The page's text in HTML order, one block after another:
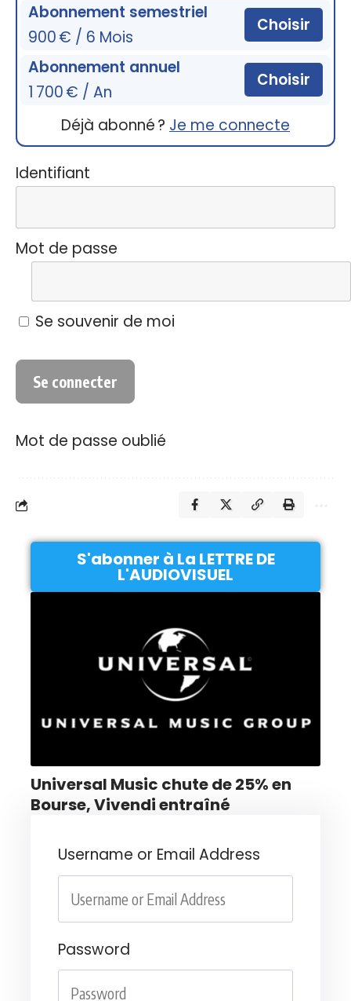
Abonnement semestriel
900 € / 6 Mois
Choisir
Abonnement annuel
1 700 € / An
Choisir
Déjà abonné ? Je me connecte
Identifiant
Mot de passe
Se souvenir de moi
Mot de passe oublié
S'abonner à La LETTRE DE
L'AUDIOVISUEL
Universal Music chute de 25% en
Bourse, Vivendi entraîné
Username or Email Address
Password